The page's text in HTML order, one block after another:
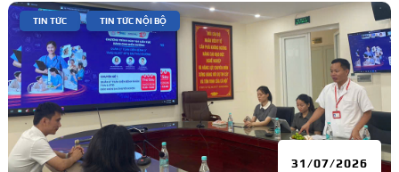
31/07/2026
TIN TỨC TIN TỨC NỘI BỘ